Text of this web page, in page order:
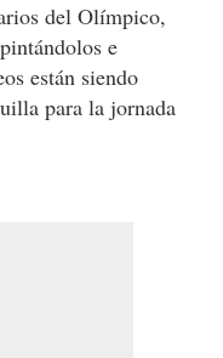
del Olímpico,
e
están siendo
para la jornada